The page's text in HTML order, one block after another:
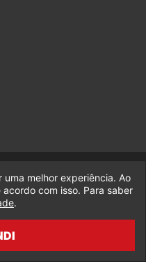
uma empresa da Legado
melhor experiência. Ao
com isso. Para saber
.